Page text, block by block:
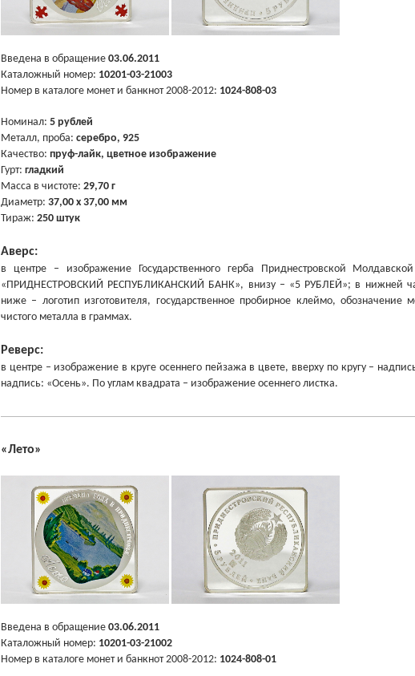
Введена в обращение 03.06.2011
Каталожный номер: 10201-03-21003
Номер в каталоге монет и банкнот 2008-2012: 1024-808-03
Номинал: 5 рублей
Металл, проба: серебро, 925
Качество: пруф-лайк, цветное изображение
Гурт: гладкий
Масса в чистоте: 29,70 г
Диаметр: 37,00 х 37,00 мм
Тираж: 250 штук
Аверс:
в центре – изображение Государственного герба Приднестровской
«ПРИДНЕСТРОВСКИЙ РЕСПУБЛИКАНСКИЙ БАНК», внизу – «5 РУБЛЕЙ»; в нижней
ниже – логотип изготовителя, государственное пробирное клеймо,
чистого металла в граммах.
Реверс:
в центре – изображение в круге осеннего пейзажа в цвете, вверху по кругу –
надпись: «Осень». По углам квадрата – изображение осеннего листка.
«Лето»
Введена в обращение 03.06.2011
Каталожный номер: 10201-03-21002
Номер в каталоге монет и банкнот 2008-2012: 1024-808-01